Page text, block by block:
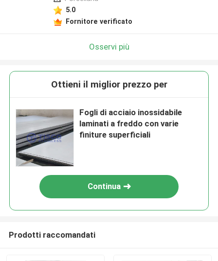
5.0
Fornitore verificato
Osservi più
Ottieni il miglior prezzo per
Fogli di acciaio inossidabile
laminati a freddo con varie
finiture superficiali
Continua
Prodotti raccomandati